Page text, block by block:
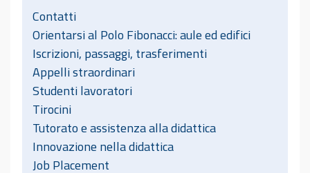
Contatti
Orientarsi al Polo Fibonacci: aule ed edifici
Iscrizioni, passaggi, trasferimenti
Appelli straordinari
Studenti lavoratori
Tirocini
Tutorato e assistenza alla didattica
Innovazione nella didattica
Job Placement